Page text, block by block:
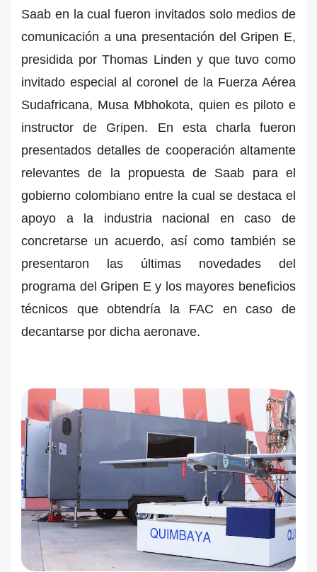
Saab en la cual fueron invitados solo medios de
comunicación a una presentación del Gripen E,
presidida por Thomas Linden y que tuvo como
invitado especial al coronel de la Fuerza Aérea
Sudafricana, Musa Mbhokota, quien es piloto e
instructor de Gripen. En esta charla fueron
presentados detalles de cooperación altamente
relevantes de la propuesta de Saab para el
gobierno colombiano entre la cual se destaca el
apoyo a la industria nacional en caso de
concretarse un acuerdo, así como también se
presentaron las últimas novedades del
programa del Gripen E y los mayores beneficios
técnicos que obtendría la FAC en caso de
decantarse por dicha aeronave.